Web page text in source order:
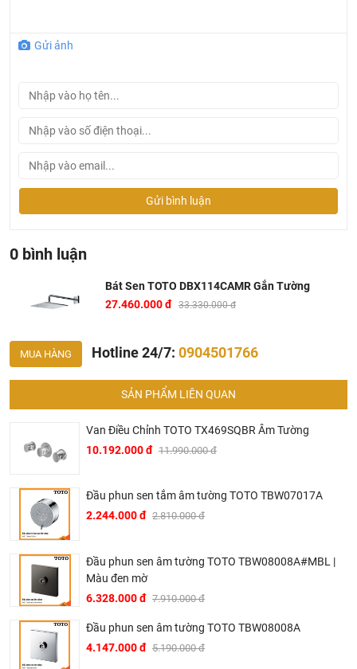
TOTODBX114CAMR
Cam kết 100% sản phẩm chính hãng, nếu phát hiện ra
hàng giả hàng nhái hoàn tiền 200%.
sản phẩm có chất lượng phù hợp với giá thành và đã bán
là phải có trách nhiệm với hàng hóa và khách hàng!
Gửi ảnh
Gửi bình luận
0 bình luận
Bát Sen TOTO DBX114CAMR Gắn Tường
27.460.000 đ 33.330.000 đ
MUA HÀNG Hotline 24/7: 0904501766
SẢN PHẨM LIÊN QUAN
Van Điều Chỉnh TOTO TX469SQBR Âm Tường
10.192.000 đ 11.990.000 đ
Đầu phun sen tắm âm tường TOTO TBW07017A
2.244.000 đ 2.810.000 đ
Đầu phun sen âm tường TOTO TBW08008A#MBL |
Màu đen mờ
6.328.000 đ 7.910.000 đ
Đầu phun sen âm tường TOTO TBW08008A
4.147.000 đ 5.190.000 đ